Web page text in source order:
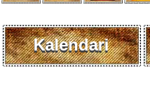
Kalendari